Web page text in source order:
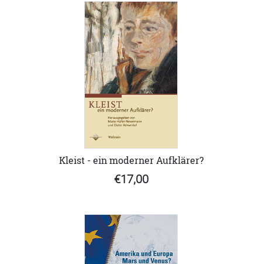
Kleist - ein moderner Aufklärer?
€17,00